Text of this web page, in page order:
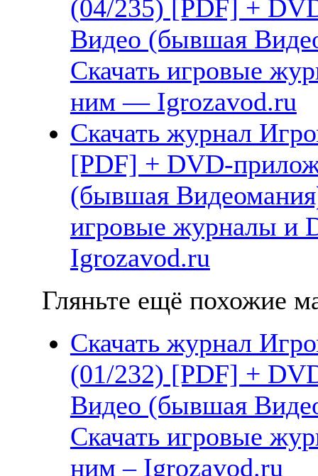
(04/235) [PDF] +
Видео (бывшая
Скачать игровые
ним — Igrozavod.ru
Скачать журнал
[PDF] + DVD-
(бывшая
игровые журналы и
Igrozavod.ru
Гляньте ещё похожие
Скачать журнал
(01/232) [PDF] +
Видео (бывшая
Скачать игровые
ним – Igrozavod.ru